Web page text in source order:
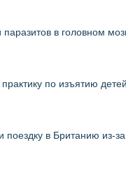
в головном
по изъятию
в Британию из-за